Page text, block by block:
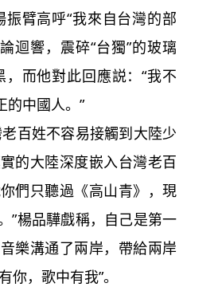
臂高呼“我來自台灣的部
迴響，震碎“台獨”的玻璃
而他對此回應説：“我不
的中國人。”
百姓不容易接觸到大陸少
的大陸深度嵌入台灣老百
們只聽過《高山青》，現
”楊品驊戲稱，自己是第一
樂溝通了兩岸，帶給兩岸
，歌中有我”。